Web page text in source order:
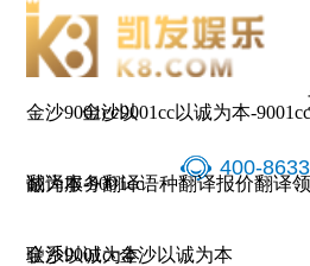
400-
金沙9001cc以
诚为本-9001cc
金沙以诚为本
金沙9001cc以诚为本-
翻译服务翻译语种翻译报价翻译
联系9001cc金沙以诚为本